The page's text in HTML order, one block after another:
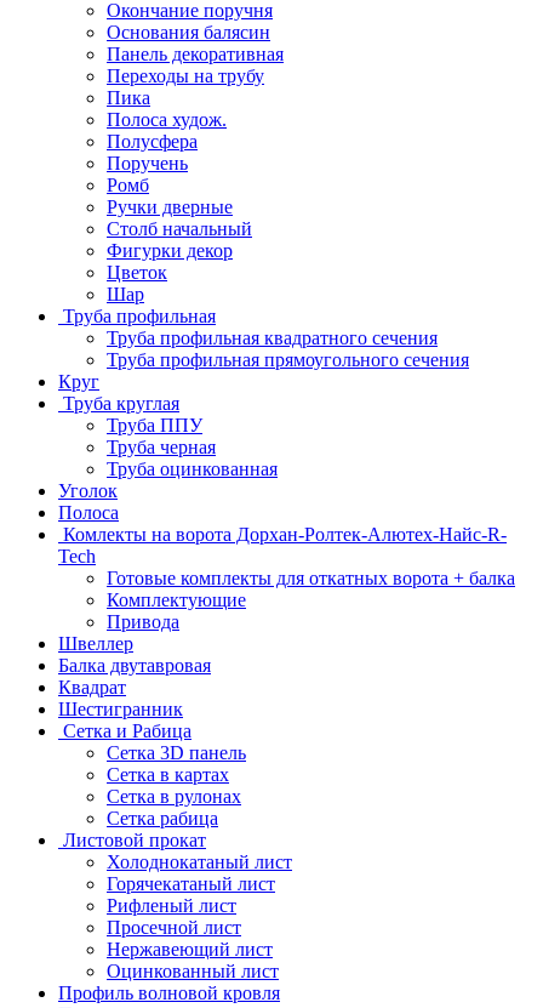
Окончание поручня
Основания балясин
Панель декоративная
Переходы на трубу
Пика
Полоса худож.
Полусфера
Поручень
Ромб
Ручки дверные
Столб начальный
Фигурки декор
Цветок
Шар
Труба профильная
Труба профильная квадратного сечения
Труба профильная прямоугольного сечения
Круг
Труба круглая
Труба ППУ
Труба черная
Труба оцинкованная
Уголок
Полоса
Комлекты на ворота Дорхан-Ролтек-Алютех-Найс-R-
Tech
Готовые комплекты для откатных ворота + балка
Комплектующие
Привода
Швеллер
Балка двутавровая
Квадрат
Шестигранник
Сетка и Рабица
Сетка 3D панель
Сетка в картах
Сетка в рулонах
Сетка рабица
Листовой прокат
Холоднокатаный лист
Горячекатаный лист
Рифленый лист
Просечной лист
Нержавеющий лист
Оцинкованный лист
Профиль волновой кровля